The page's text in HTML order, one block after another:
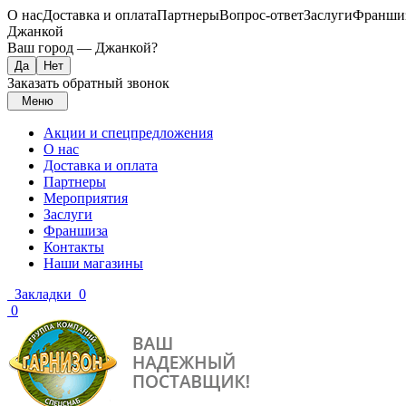
О насДоставка и оплатаПартнерыВопрос-ответЗаслуги
Джанкой
Ваш город — Джанкой?
Заказать обратный звонок
Меню
Акции и спецпредложения
О нас
Доставка и оплата
Партнеры
Мероприятия
Заслуги
Франшиза
Контакты
Наши магазины
Закладки 0
0